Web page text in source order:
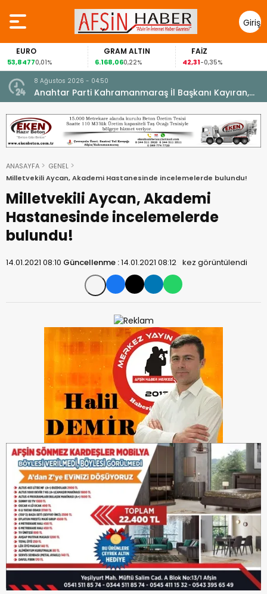
Giriş
Yap
EURO
53,84770,01%
GRAM ALTIN
6.168,060,22%
FAİZ
42,31-0,35%
8 Ağustos 2026 - 04:50
Anahtar Parti Kahramanmaraş İl Başkanı Kayıran,
Afşin Teşkilatı ile buluştu.
ANASAYFA
GENEL
Milletvekili Aycan, Akademi Hastanesinde incelemelerde bulundu!
Milletvekili Aycan, Akademi
Hastanesinde incelemelerde
bulundu!
14.01.2021 08:10 Güncellenme :14.01.2021 08:12 kez görüntülendi